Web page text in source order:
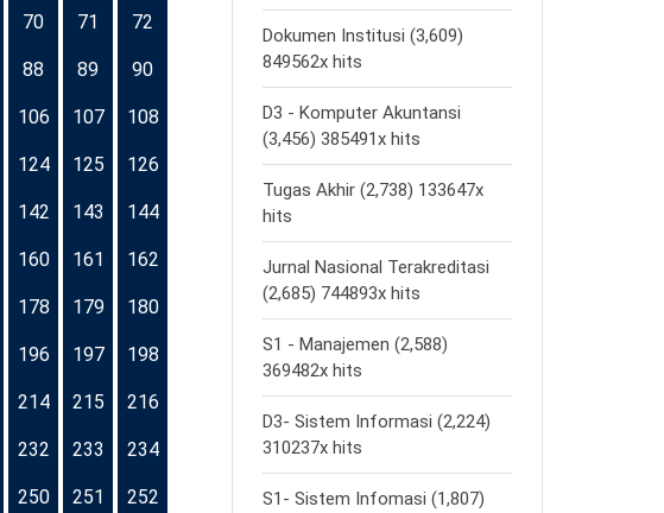
70 71 72
88 89 90
106 107 108
124 125 126
142 143 144
160 161 162
178 179 180
196 197 198
214 215 216
232 233 234
250 251 252
Dokumen Institusi (3,609)
849562x hits
D3 - Komputer Akuntansi
(3,456) 385491x hits
Tugas Akhir (2,738) 133647x
hits
Jurnal Nasional Terakreditasi
(2,685) 744893x hits
S1 - Manajemen (2,588)
369482x hits
D3- Sistem Informasi (2,224)
310237x hits
S1- Sistem Infomasi (1,807)